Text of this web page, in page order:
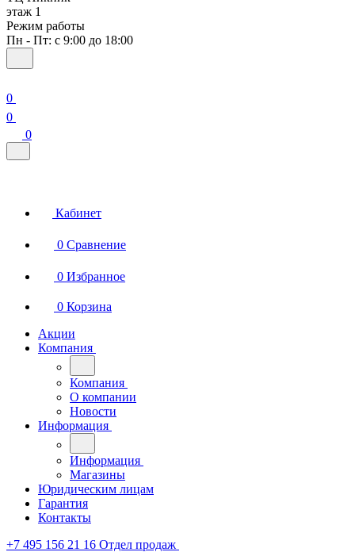
этаж 1
Режим работы
Пн - Пт: с 9:00 до 18:00
0
0
0
Кабинет
0 Сравнение
0 Избранное
0 Корзина
Акции
Компания
Компания
О компании
Новости
Информация
Информация
Магазины
Юридическим лицам
Гарантия
Контакты
+7 495 156 21 16 Отдел продаж